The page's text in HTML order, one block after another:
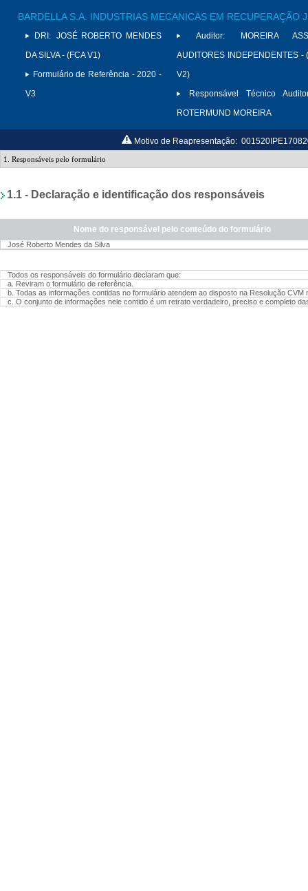
BARDELLA S.A. INDUSTRIAS MECANICAS EM RECUPERAÇÃO
DRI: JOSÉ ROBERTO MENDES
DA SILVA - (FCA V1)
Formulário de Referência - 2020 -
V3
Auditor:
MOREIRA
AUDITORES INDEPENDENTES -
V2)
Responsável Técnico
ROTERMUND MOREIRA
Motivo de Reapresentação: